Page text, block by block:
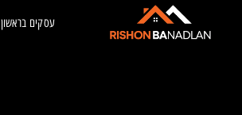
עסקים בראשון